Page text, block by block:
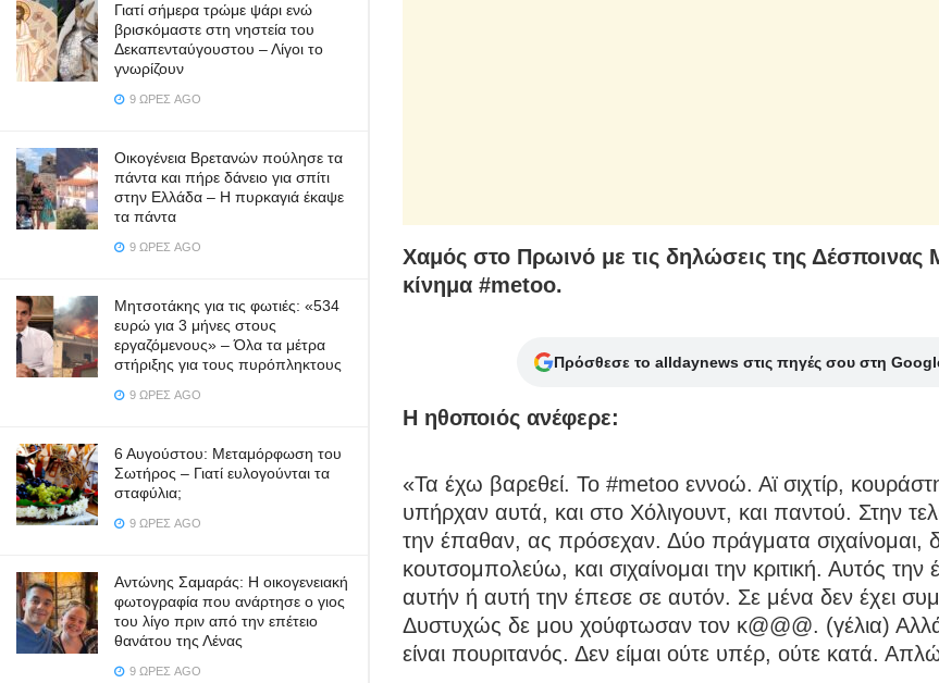
Γιατί σήμερα τρώμε ψάρι ενώ
βρισκόμαστε στη νηστεία του
Δεκαπενταύγουστου – Λίγοι το
γνωρίζουν
9 ΏΡΕΣ AGO
Οικογένεια Βρετανών πούλησε τα
πάντα και πήρε δάνειο για σπίτι
στην Ελλάδα – Η πυρκαγιά έκαψε
τα πάντα
9 ΏΡΕΣ AGO
Μητσοτάκης για τις φωτιές: «534
ευρώ για 3 μήνες στους
εργαζόμενους» – Όλα τα μέτρα
στήριξης για τους πυρόπληκτους
9 ΏΡΕΣ AGO
6 Αυγούστου: Μεταμόρφωση του
Σωτήρος – Γιατί ευλογούνται τα
σταφύλια;
9 ΏΡΕΣ AGO
Αντώνης Σαμαράς: Η οικογενειακή
φωτογραφία που ανάρτησε ο γιος
του λίγο πριν από την επέτειο
θανάτου της Λένας
9 ΏΡΕΣ AGO
Χαμός στο Πρωινό με τις δηλώσεις της Δέσποινας
κίνημα #metoo.
Πρόσθεσε το alldaynews στις πηγές σου στη
Η ηθοποιός ανέφερε:
«Τα έχω βαρεθεί. Το #metoo εννοώ. Αϊ σιχτίρ,
υπήρχαν αυτά, και στο Χόλιγουντ, και παντού. Στην
την έπαθαν, ας πρόσεχαν. Δύο πράγματα σιχαίνομαι,
κουτσομπολεύω, και σιχαίνομαι την κριτική. Αυτός την
αυτήν ή αυτή την έπεσε σε αυτόν. Σε μένα δεν έχει
Δυστυχώς δε μου χούφτωσαν τον κ@@@. (γέλια)
είναι πουριτανός. Δεν είμαι ούτε υπέρ, ούτε κατά.